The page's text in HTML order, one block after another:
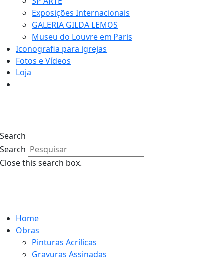
Exposições Internacionais
GALERIA GILDA LEMOS
Museu do Louvre em Paris
Iconografia para igrejas
Fotos e Vídeos
Loja
Search
Search
Close this search box.
Home
Obras
Pinturas Acrílicas
Gravuras Assinadas